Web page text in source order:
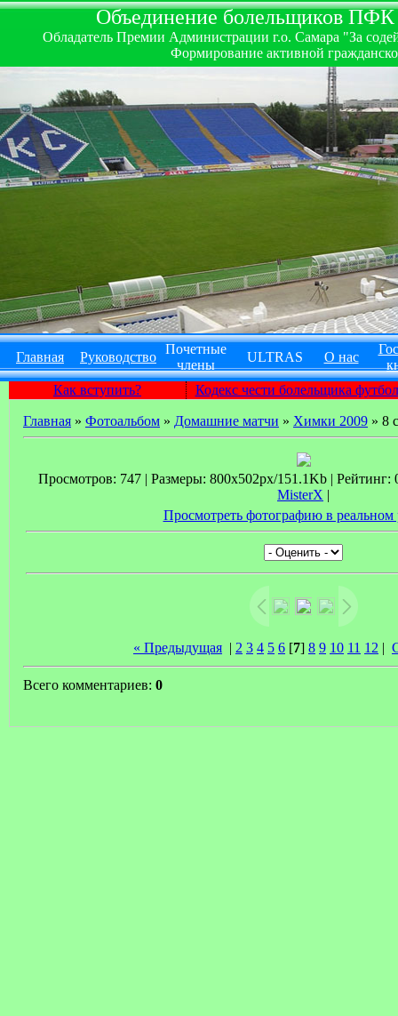
Объединение болельщиков
Обладатель Премии Администрации г.о. Самара "За
Формирование активной
Главная Руководство
Почетные
члены
ULTRAS О нас
Как вступить?
Кодекс чести болельщика
Главная » Фотоальбом » Домашние матчи » Химки 2009 » 8
Просмотров: 747 | Размеры: 800x502px/151.1Kb | Рейтинг:
MisterX |
Просмотреть фотографию в реальном
« Предыдущая | 2 3 4 5 6 [7] 8 9 10 11 12 |
Всего комментариев: 0